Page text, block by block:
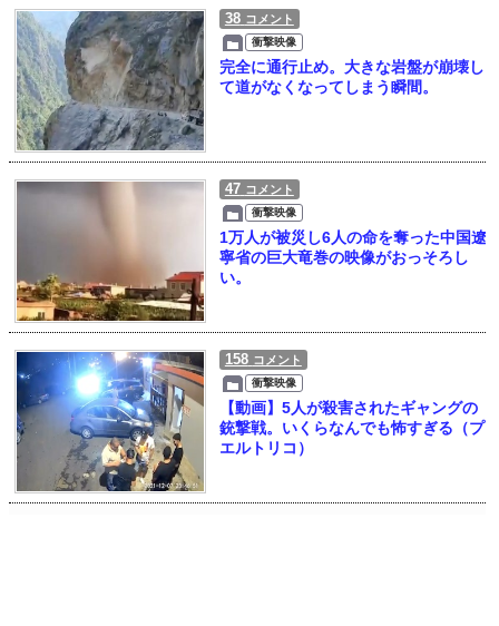
38 コメント
衝撃映像
完全に通行止め。大きな岩盤が崩壊し
て道がなくなってしまう瞬間。
47 コメント
衝撃映像
1万人が被災し6人の命を奪った中国遼
寧省の巨大竜巻の映像がおっそろし
い。
158 コメント
衝撃映像
【動画】5人が殺害されたギャングの
銃撃戦。いくらなんでも怖すぎる（プ
エルトリコ）